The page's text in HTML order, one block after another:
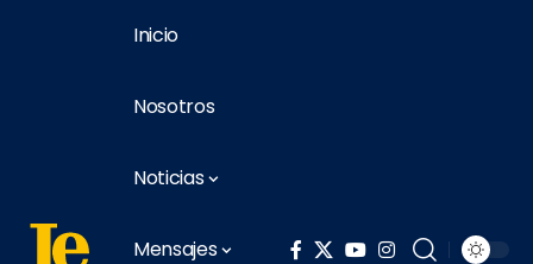
Inicio
Nosotros
Noticias
Mensajes